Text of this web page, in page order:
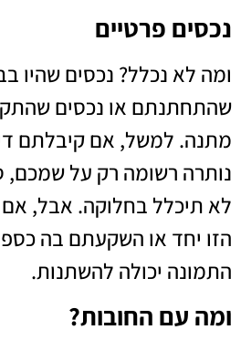
נכסים פרטיים
ומה לא נכלל? נכסים שהיו
שהתחתנתם או נכסים
מתנה. למשל, אם קיבלתם
נותרה רשומה רק על שמכם,
לא תיכלל בחלוקה. אבל,
הזו יחד או השקעתם בה
התמונה יכולה להשתנות.
ומה עם החובות?